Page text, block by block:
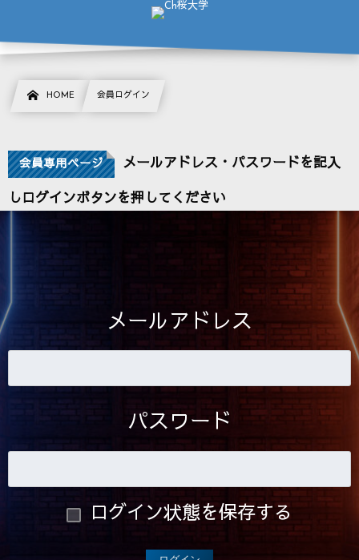
HOME 会員ログイン
会員専用ページ メールアドレス・パスワードを記入
しログインボタンを押してください
メールアドレス
パスワード
ログイン状態を保存する